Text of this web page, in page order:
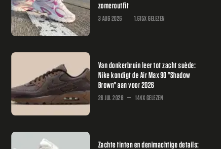
zomeroutfit
3 AUG 2026 1.615X GELEZEN
Van donkerbruin leer tot zacht suède:
Nike kondigt de Air Max 90 "Shadow
Brown" aan voor 2026
26 JUL 2026 144X GELEZEN
Zachte tinten en denimachtige details: